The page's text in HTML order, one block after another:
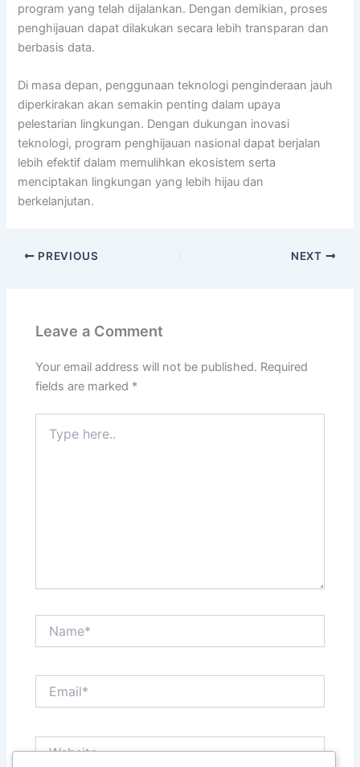
program yang telah dijalankan. Dengan demikian, proses
penghijauan dapat dilakukan secara lebih transparan dan
berbasis data.
Di masa depan, penggunaan teknologi penginderaan jauh
diperkirakan akan semakin penting dalam upaya
pelestarian lingkungan. Dengan dukungan inovasi
teknologi, program penghijauan nasional dapat berjalan
lebih efektif dalam memulihkan ekosistem serta
menciptakan lingkungan yang lebih hijau dan
berkelanjutan.
PREVIOUS NEXT
Leave a Comment
Your email address will not be published. Required
fields are marked *
here..